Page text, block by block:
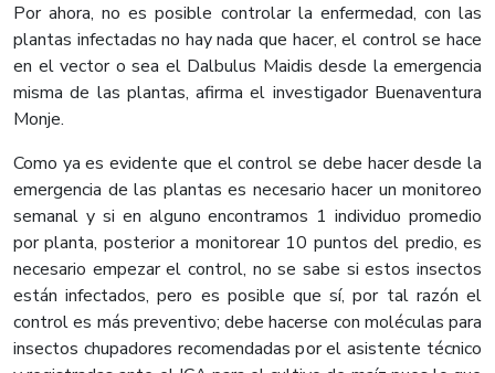
Por ahora, no es posible controlar la enfermedad, con las
plantas infectadas no hay nada que hacer, el control se hace
en el vector o sea el Dalbulus Maidis desde la emergencia
misma de las plantas, afirma el investigador Buenaventura
Monje.
Como ya es evidente que el control se debe hacer desde la
emergencia de las plantas es necesario hacer un monitoreo
semanal y si en alguno encontramos 1 individuo promedio
por planta, posterior a monitorear 10 puntos del predio, es
necesario empezar el control, no se sabe si estos insectos
están infectados, pero es posible que sí, por tal razón el
control es más preventivo; debe hacerse con moléculas para
insectos chupadores recomendadas por el asistente técnico